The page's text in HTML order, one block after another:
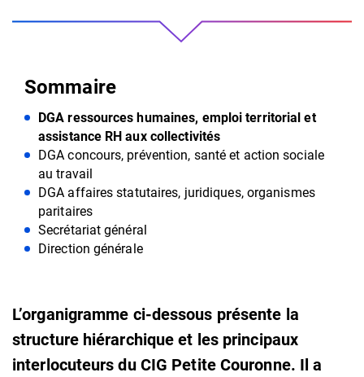
Sommaire
DGA ressources humaines, emploi territorial et
assistance RH aux collectivités
DGA concours, prévention, santé et action sociale
au travail
DGA affaires statutaires, juridiques, organismes
paritaires
Secrétariat général
Direction générale
L’organigramme ci-dessous présente la
structure hiérarchique et les principaux
interlocuteurs du CIG Petite Couronne. Il a